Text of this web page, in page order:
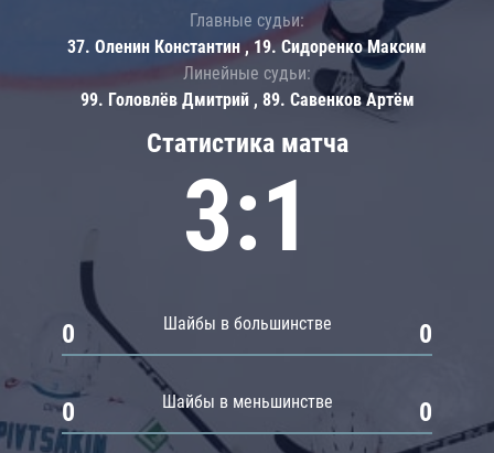
Статистика матча
3:1
Шайбы в большинстве
0 0
Шайбы в меньшинстве
0 0
Главные судьи:
37. Оленин Константин , 19. Сидоренко Максим
Линейные судьи:
99. Головлёв Дмитрий , 89. Савенков Артём